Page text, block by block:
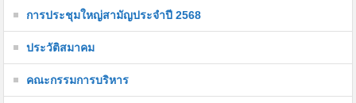
การประชุมใหญ่สามัญประจำปี 2568
ประวัติสมาคม
คณะกรรมการบริหาร